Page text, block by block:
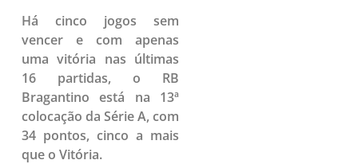
Há cinco jogos sem
vencer e com apenas
uma vitória nas últimas
16 partidas, o RB
Bragantino está na 13ª
colocação da Série A, com
34 pontos, cinco a mais
que o Vitória.